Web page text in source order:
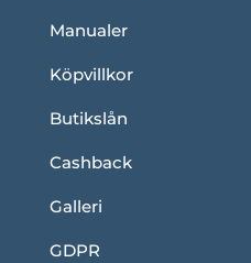
Manualer
Köpvillkor
Butikslån
Cashback
Galleri
GDPR